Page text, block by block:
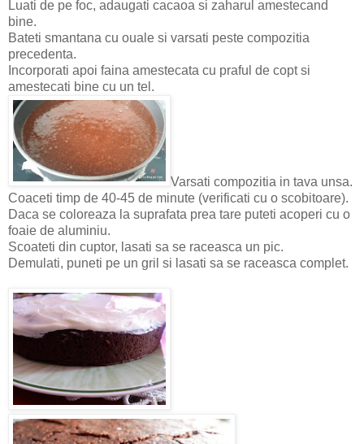
Luati de pe foc, adaugati cacaoa si zaharul amestecand
bine.
Bateti smantana cu ouale si varsati peste compozitia
precedenta.
Incorporati apoi faina amestecata cu praful de copt si
amestecati bine cu un tel.
Varsati compozitia in tava unsa.
Coaceti timp de 40-45 de minute (verificati cu o scobitoare).
Daca se coloreaza la suprafata prea tare puteti acoperi cu o
foaie de aluminiu.
Scoateti din cuptor, lasati sa se raceasca un pic.
Demulati, puneti pe un gril si lasati sa se raceasca complet.